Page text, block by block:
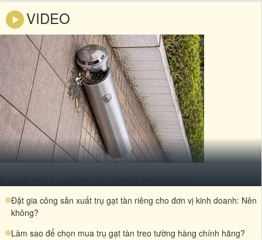
VIDEO
Đặt gia công sản xuất trụ gạt tàn riêng cho đơn vị kinh doanh: Nên
không?
Làm sao để chọn mua trụ gạt tàn treo tường hàng chính hãng?